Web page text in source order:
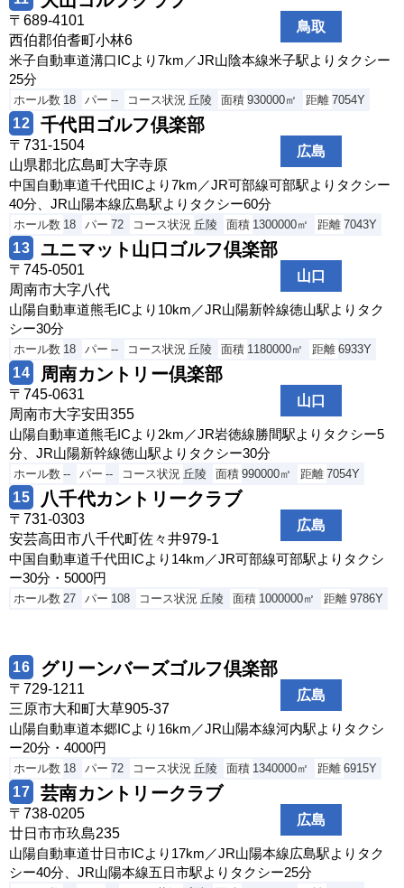
鳥取
〒689-4101
西伯郡伯耆町小林6
米子自動車道溝口ICより7km／JR山陰本線米子駅よりタクシー
25分
ホール数 18 パー -- コース状況 丘陵 面積 930000㎡ 距離 7054Y
12 千代田ゴルフ倶楽部
広島
〒731-1504
山県郡北広島町大字寺原
中国自動車道千代田ICより7km／JR可部線可部駅よりタクシー
40分、JR山陽本線広島駅よりタクシー60分
ホール数 18 パー 72 コース状況 丘陵 面積 1300000㎡ 距離 7043Y
13 ユニマット山口ゴルフ倶楽部
山口
〒745-0501
周南市大字八代
山陽自動車道熊毛ICより10km／JR山陽新幹線徳山駅よりタク
シー30分
ホール数 18 パー -- コース状況 丘陵 面積 1180000㎡ 距離 6933Y
14 周南カントリー倶楽部
山口
〒745-0631
周南市大字安田355
山陽自動車道熊毛ICより2km／JR岩徳線勝間駅よりタクシー5
分、JR山陽新幹線徳山駅よりタクシー30分
ホール数 -- パー -- コース状況 丘陵 面積 990000㎡ 距離 7054Y
15 八千代カントリークラブ
広島
〒731-0303
安芸高田市八千代町佐々井979-1
中国自動車道千代田ICより14km／JR可部線可部駅よりタクシ
ー30分・5000円
ホール数 27 パー 108 コース状況 丘陵 面積 1000000㎡ 距離 9786Y
16 グリーンバーズゴルフ倶楽部
広島
〒729-1211
三原市大和町大草905-37
山陽自動車道本郷ICより16km／JR山陽本線河内駅よりタクシ
ー20分・4000円
ホール数 18 パー 72 コース状況 丘陵 面積 1340000㎡ 距離 6915Y
17 芸南カントリークラブ
広島
〒738-0205
廿日市市玖島235
山陽自動車道廿日市ICより17km／JR山陽本線広島駅よりタク
シー40分、JR山陽本線五日市駅よりタクシー25分